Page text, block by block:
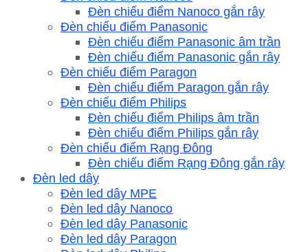
Đèn chiếu điểm Nanoco gắn rây
Đèn chiếu điểm Panasonic
Đèn chiếu điểm Panasonic âm trần
Đèn chiếu điểm Panasonic gắn rây
Đèn chiếu điểm Paragon
Đèn chiếu điểm Paragon gắn rây
Đèn chiếu điểm Philips
Đèn chiếu điểm Philips âm trần
Đèn chiếu điểm Philips gắn rây
Đèn chiếu điểm Rạng Đông
Đèn chiếu điểm Rạng Đông gắn rây
Đèn led dây
Đèn led dây MPE
Đèn led dây Nanoco
Đèn led dây Panasonic
Đèn led dây Paragon